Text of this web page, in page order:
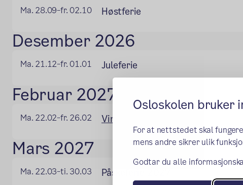
Osloskolen bruker
For at nettstedet skal
mens andre sikrer ulik
Godtar du alle
Ma. 28.09–fr. 02.10 Høstferie
Desember 2026
Ma. 21.12–fr. 01.01 Juleferie
Februar 2027
Ma. 22.02–fr. 26.02 Vinterferie
Mars 2027
Ma. 22.03–ti. 30.03 Påskeferie 2027